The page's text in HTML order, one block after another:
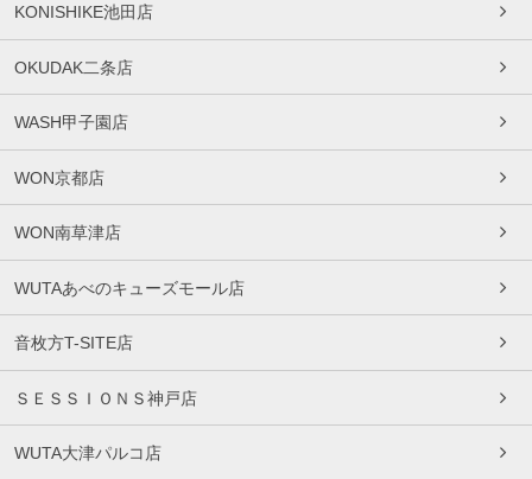
KONISHIKE池田店
OKUDAK二条店
WASH甲子園店
WON京都店
WON南草津店
WUTAあべのキューズモール店
音枚方T-SITE店
ＳＥＳＳＩＯＮＳ神戸店
WUTA大津パルコ店